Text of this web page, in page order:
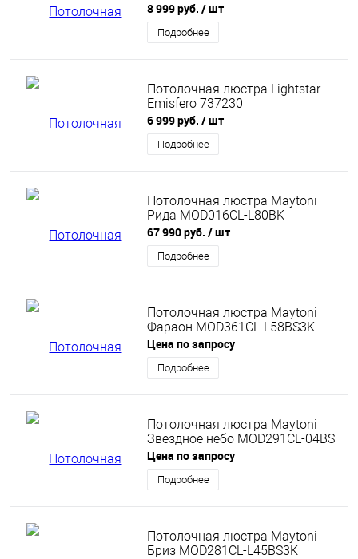
8 999 руб. / шт
Подробнее
Потолочная люстра Lightstar
Emisfero 737230
6 999 руб. / шт
Подробнее
Потолочная люстра Maytoni
Рида MOD016CL-L80BK
67 990 руб. / шт
Подробнее
Потолочная люстра Maytoni
Фараон MOD361CL-L58BS3K
Цена по запросу
Подробнее
Потолочная люстра Maytoni
Звездное небо MOD291CL-04BS
Цена по запросу
Подробнее
Потолочная люстра Maytoni
Бриз MOD281CL-L45BS3K